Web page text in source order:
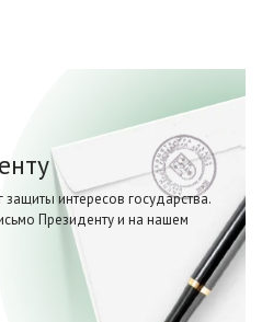
интересов государства.
Президенту и на нашем